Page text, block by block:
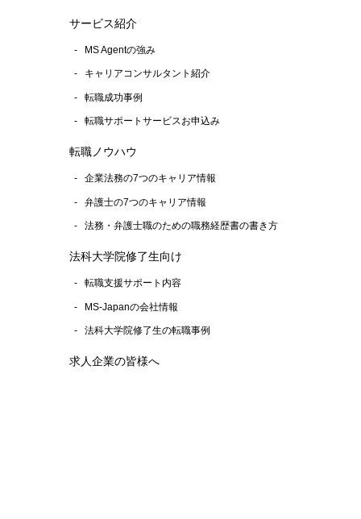
サービス紹介
MS Agentの強み
キャリアコンサルタント紹介
転職成功事例
転職サポートサービスお申込み
転職ノウハウ
企業法務の7つのキャリア情報
弁護士の7つのキャリア情報
法務・弁護士職のための職務経歴書の書き方
法科大学院修了生向け
転職支援サポート内容
MS-Japanの会社情報
法科大学院修了生の転職事例
求人企業の皆様へ